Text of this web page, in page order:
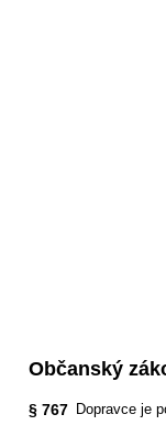
Občanský
§ 767 Dopravce je